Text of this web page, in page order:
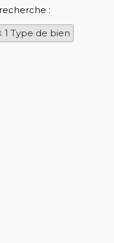
:
1 Type de bien